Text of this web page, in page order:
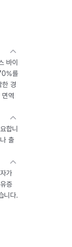
바이
를
한 경
역
합니
출
가
증
니다.